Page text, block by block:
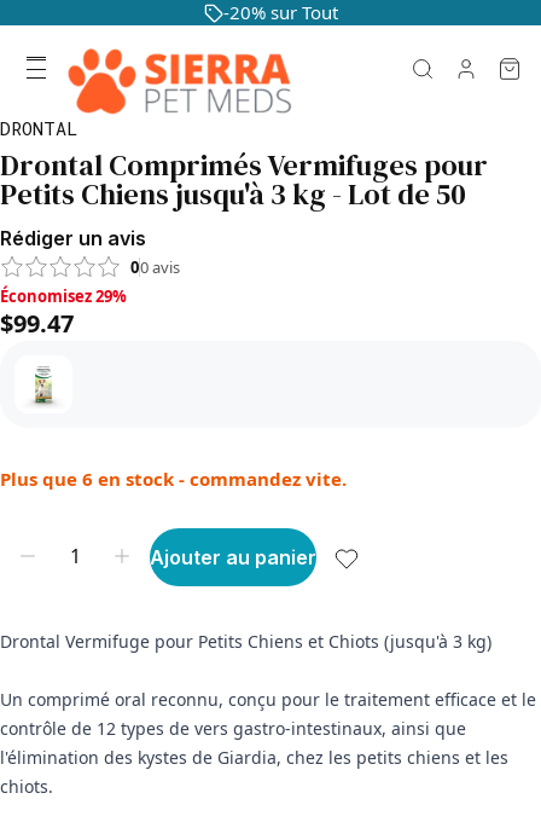
-20% sur Tout
DRONTAL
Drontal Comprimés Vermifuges pour
Petits Chiens jusqu'à 3 kg - Lot de 50
Rédiger un avis
00avis
Économisez 29%, $99.47
Économisez 29%
$99.47
Plus que 6 en stock - commandez vite.
Ajouter au panier
Drontal Vermifuge pour Petits Chiens et Chiots (jusqu'à 3 kg)
Un comprimé oral reconnu, conçu pour le traitement efficace et le
contrôle de 12 types de vers gastro-intestinaux, ainsi que
l'élimination des kystes de Giardia, chez les petits chiens et les
chiots.